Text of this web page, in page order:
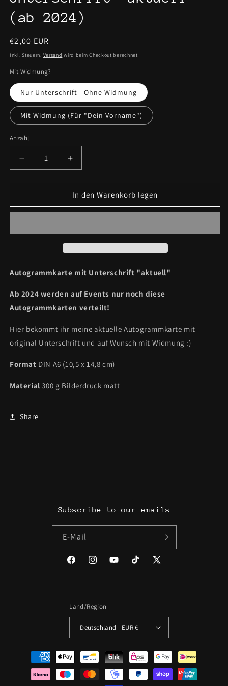
(ab 2024)
Normaler
Preis
€2,00 EUR
Inkl. Steuern. Versand wird beim Checkout berechnet
Mit Widmung?
Nur Unterschrift - Ohne Widmung
Mit Widmung (Für "Dein Vorname")
Anzahl
Verringere
die
Menge
Autogrammkarte
&quot;aktuell&quot;
Erhöhe
die
Menge
für
Autogrammkarte
&quot;aktuell&quot;
In den Warenkorb legen
Autogrammkarte mit Unterschrift "aktuell"
Ab 2024 werden auf Events nur noch diese
Autogrammkarten verteilt!
Hier bekommt ihr meine aktuelle Autogrammkarte mit
original Unterschrift und auf Wunsch mit Widmung :)
Format DIN A6 (10,5 x 14,8 cm)
Material300 g Bilderdruck matt
Share
Subscribe to our emails
E-Mail
FacebookInstagramYouTubeTikTok
X
Land/Region
Deutschland | EUR €
Zahlungsmethoden